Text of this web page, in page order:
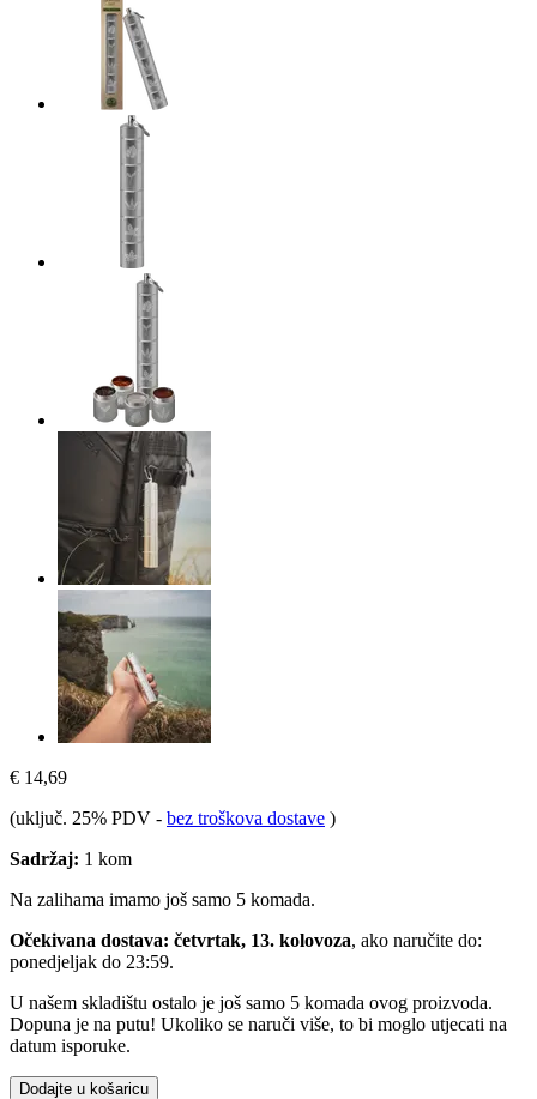
€ 14,69
(uključ. 25% PDV - bez troškova dostave )
Sadržaj: 1 kom
Na zalihama imamo još samo 5 komada.
Očekivana dostava: četvrtak, 13. kolovoza, ako naručite do:
ponedjeljak do 23:59.
U našem skladištu ostalo je još samo 5 komada ovog proizvoda.
Dopuna je na putu! Ukoliko se naruči više, to bi moglo utjecati na
datum isporuke.
Dodajte u košaricu